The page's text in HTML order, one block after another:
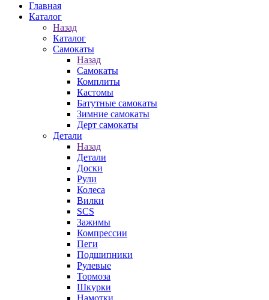
Главная
Каталог
Назад
Каталог
Самокаты
Назад
Самокаты
Комплиты
Кастомы
Батутные самокаты
Зимние самокаты
Дерт самокаты
Детали
Назад
Детали
Доски
Рули
Колеса
Вилки
SCS
Зажимы
Компрессии
Пеги
Подшипники
Рулевые
Тормоза
Шкурки